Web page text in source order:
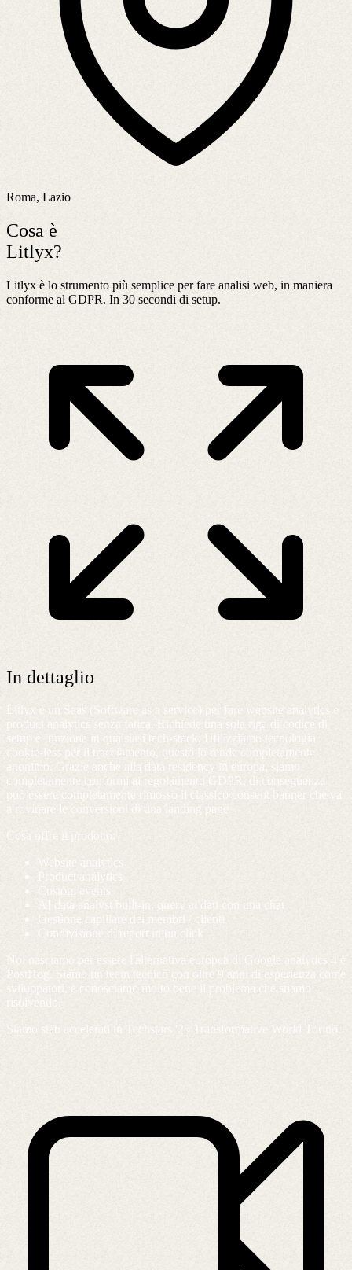
Roma, Lazio
Cosa è
Litlyx?
Litlyx è lo strumento più semplice per fare analisi web, in maniera
conforme al GDPR. In 30 secondi di setup.
In dettaglio
Litlyx è un Saas (Software as a service) per fare website analytics e
product analytics senza fatica. Richiede una sola riga di codice di
setup e funziona in qualsiasi tech-stack. Utilizziamo tecnologia
cookie-less per il tracciamento, questo lo rende completamente
anonimo. Grazie anche alla data residency in europa, siamo
completamente conformi al regolamento GDPR, di conseguenza
può essere completamente rimosso il classico consent banner che va
a rovinare le conversioni di una landing page.
Cosa offre il prodotto:
Website analytics
Product analytics
Custom events
AI data analyst built-in, query ai dati con una chat
Gestione capillare dei membri / clienti
Condivisione di report in un click
Noi nasciamo per essere l'alternativa europea di Google analytics 4 e
PostHog. Siamo un team tecnico con oltre 9 anni di esperienza come
sviluppatori, e conosciamo molto bene il problema che stiamo
risolvendo.
Siamo stati accelerati in Techstars '25 Transformative World Torino.